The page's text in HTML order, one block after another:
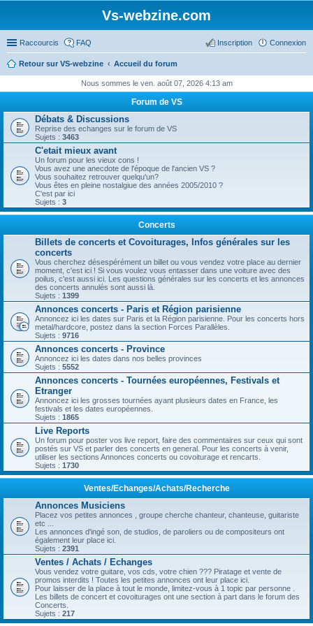
Vs-webzine.com
Raccourcis FAQ Connexion
Inscription
Retour sur VS-webzine Accueil du forum
Nous sommes le ven. août 07, 2026 4:13 am
Forum de VS
Débats & Discussions
Reprise des echanges sur le forum de VS
Sujets : 3463
C'etait mieux avant
Un forum pour les vieux cons !
Vous avez une anecdote de l'époque de l'ancien VS ?
Vous souhaitez retrouver quelqu'un?
Vous êtes en pleine nostalgiue des années 2005/2010 ?
C'est par ici
Sujets : 3
Concerts
Billets de concerts et Covoiturages, Infos générales sur les
concerts
Vous cherchez désespérément un billet ou vous vendez votre place au dernier
moment, c'est ici ! Si vous voulez vous entasser dans une voiture avec des
poilus, c'est aussi ici. Les questions générales sur les concerts et les annonces
des concerts annulés sont aussi là.
Sujets : 1399
Annonces concerts - Paris et Région parisienne
Annoncez ici les dates sur Paris et la Région parisienne. Pour les concerts hors
metal/hardcore, postez dans la section Forces Parallèles.
Sujets : 9716
Annonces concerts - Province
Annoncez ici les dates dans nos belles provinces
Sujets : 5552
Annonces concerts - Tournées européennes, Festivals et
Etranger
Annoncez ici les grosses tournées ayant plusieurs dates en France, les
festivals et les dates européennes.
Sujets : 1865
Live Reports
Un forum pour poster vos live report, faire des commentaires sur ceux qui sont
postés sur VS et parler des concerts en general. Pour les concerts à venir,
utiliser les sections Annonces concerts ou covoiturage et rencarts.
Sujets : 1730
Ventes/Echanges/Achats/Recherche
Annonces Musiciens
Placez vos petites annonces , groupe cherche chanteur, chanteuse, guitariste
etc ...
Les annonces d'ingé son, de studios, de paroliers ou de compositeurs ont
également leur place ici.
Sujets : 2391
Ventes / Achats / Echanges
Vous vendez votre guitare, vos cds, votre chien ??? Piratage et vente de
promos interdits ! Toutes les petites annonces ont leur place ici.
Pour laisser de la place à tout le monde, limitez-vous à 1 topic par personne .
Les billets de concert et covoiturages ont une section à part dans le forum des
Concerts.
Sujets : 217